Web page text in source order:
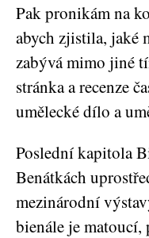
Pak pronikám na
abych zjistila, jaké
zabývá mimo jiné
stránka a recenze
umělecké dílo a
Poslední kapitola
Benátkách
mezinárodní
bienále je matoucí,